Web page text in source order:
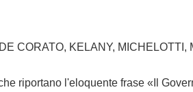
CORATO, KELANY,
l'eloquente frase «Il